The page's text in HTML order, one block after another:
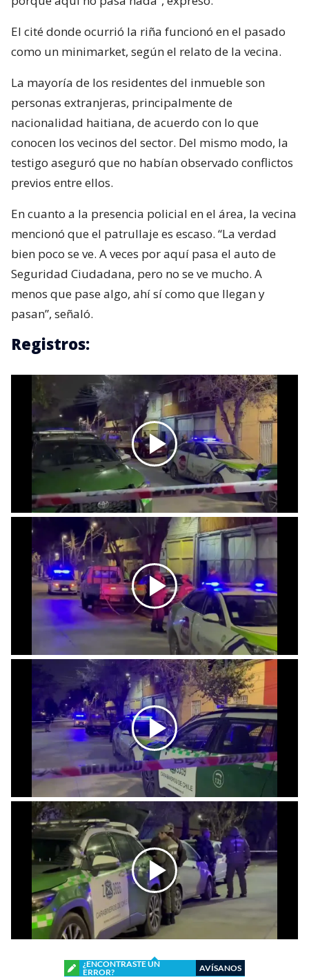
El cité donde ocurrió la riña funcionó en el pasado
como un minimarket, según el relato de la vecina.
La mayoría de los residentes del inmueble son
personas extranjeras, principalmente de
nacionalidad haitiana, de acuerdo con lo que
conocen los vecinos del sector. Del mismo modo, la
testigo aseguró que no habían observado conflictos
previos entre ellos.
En cuanto a la presencia policial en el área, la vecina
mencionó que el patrullaje es escaso. “La verdad
bien poco se ve. A veces por aquí pasa el auto de
Seguridad Ciudadana, pero no se ve mucho. A
menos que pase algo, ahí sí como que llegan y
pasan”, señaló.
Registros:
¿ENCONTRASTE UN
ERROR?
AVÍSANOS